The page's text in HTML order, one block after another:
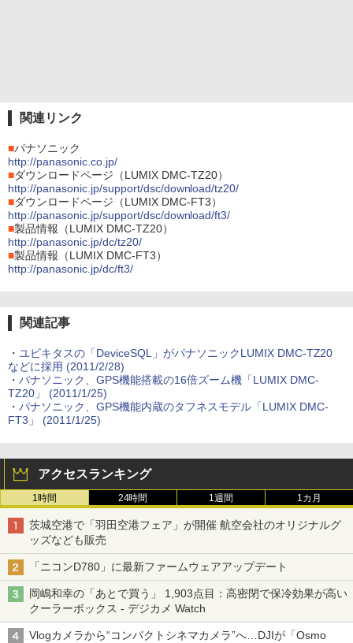
関連リンク
■パナソニック
http://panasonic.co.jp/
■ダウンロードページ（LUMIX DMC-TZ20）
http://panasonic.jp/support/dsc/download/tz20/
■ダウンロードページ（LUMIX DMC-FT3）
http://panasonic.jp/support/dsc/download/ft3/
■製品情報（LUMIX DMC-TZ20）
http://panasonic.jp/dc/tz20/
■製品情報（LUMIX DMC-FT3）
http://panasonic.jp/dc/ft3/
関連記事
・ ユビキタスの「DeviceSQL」がパナソニックLUMIX DMC-TZ20
などに採用 (2011/2/28)
・ パナソニック、GPS機能搭載の16倍ズーム機「LUMIX DMC-
TZ20」 (2011/1/25)
・ パナソニック、GPS機能内蔵のタフネスモデル「LUMIX DMC-
FT3」 (2011/1/25)
アクセスランキング
1時間 24時間 1週間 1カ月
茨城空港で「羽田空港フェア」が開催 航空会社のオリジナルグ
ッズなども販売
「ニコンD780」に最新ファームウェアアップデート
岡嶋和幸の「あとで買う」 1,903点目：高密閉で保冷効果が高い
クーラーボックス - デジカメ Watch
Vlogカメラから“コンパクトシネマカメラ”へ…DJIが「Osmo